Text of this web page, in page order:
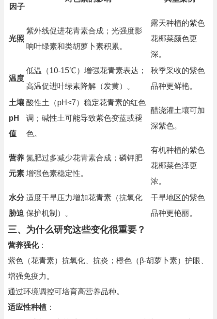
因子
光照
紫外线促进花青素合成；光强度影
响叶绿素和类胡萝卜素积累。
露天种植的紫色
花椰菜颜色更
深。
温度
低温（10-15℃）增强花青素表达；
高温促进叶绿素降解（发黄）。
秋季采收的紫色
品种更鲜艳。
土壤
pH
值
酸性土（pH<7）稳定花青素的红色
调；碱性土可能导致紫色变蓝或褪
色。
醋浇灌土壤可加
深紫色。
营养
元素
氮肥过多减少花青素合成；磷钾肥
增强色素稳定性。
有机种植的紫色
花椰菜色泽更
浓。
水分
胁迫
适度干旱压力增加花青素（抗氧化
保护机制）。
干旱地区的紫色
品种更艳丽。
三、为什么研究这些变化很重要？
营养强化：
紫色（花青素）抗氧化、抗炎；橙色（β-胡萝卜素）护眼、
增强免疫力。
通过环境调控可培育高营养品种。
适应性种植 ：